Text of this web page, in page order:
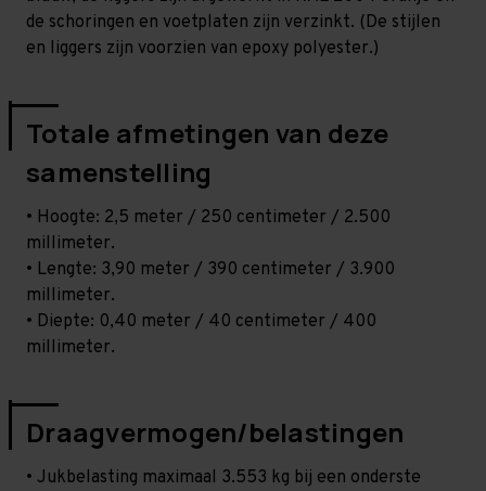
de schoringen en voetplaten zijn verzinkt. (De stijlen
en liggers zijn voorzien van epoxy polyester.)
Totale afmetingen van deze
samenstelling
• Hoogte: 2,5 meter / 250 centimeter / 2.500
millimeter.
• Lengte: 3,90 meter / 390 centimeter / 3.900
millimeter.
• Diepte: 0,40 meter / 40 centimeter / 400
millimeter.
Draagvermogen/belastingen
• Jukbelasting maximaal 3.553 kg bij een onderste